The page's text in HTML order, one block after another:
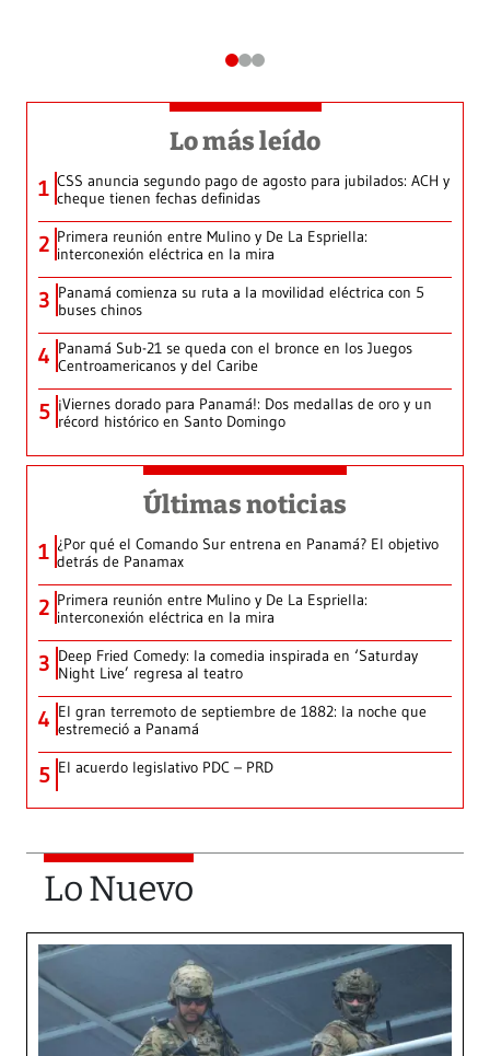
Lo más leído
1 CSS anuncia segundo pago de agosto para jubilados: ACH y
cheque tienen fechas definidas
2 Primera reunión entre Mulino y De La Espriella:
interconexión eléctrica en la mira
3 Panamá comienza su ruta a la movilidad eléctrica con 5
buses chinos
4 Panamá Sub-21 se queda con el bronce en los Juegos
Centroamericanos y del Caribe
5 ¡Viernes dorado para Panamá!: Dos medallas de oro y un
récord histórico en Santo Domingo
Últimas noticias
1 ¿Por qué el Comando Sur entrena en Panamá? El objetivo
detrás de Panamax
2 Primera reunión entre Mulino y De La Espriella:
interconexión eléctrica en la mira
3 Deep Fried Comedy: la comedia inspirada en ‘Saturday
Night Live’ regresa al teatro
4 El gran terremoto de septiembre de 1882: la noche que
estremeció a Panamá
5 El acuerdo legislativo PDC – PRD
Lo Nuevo